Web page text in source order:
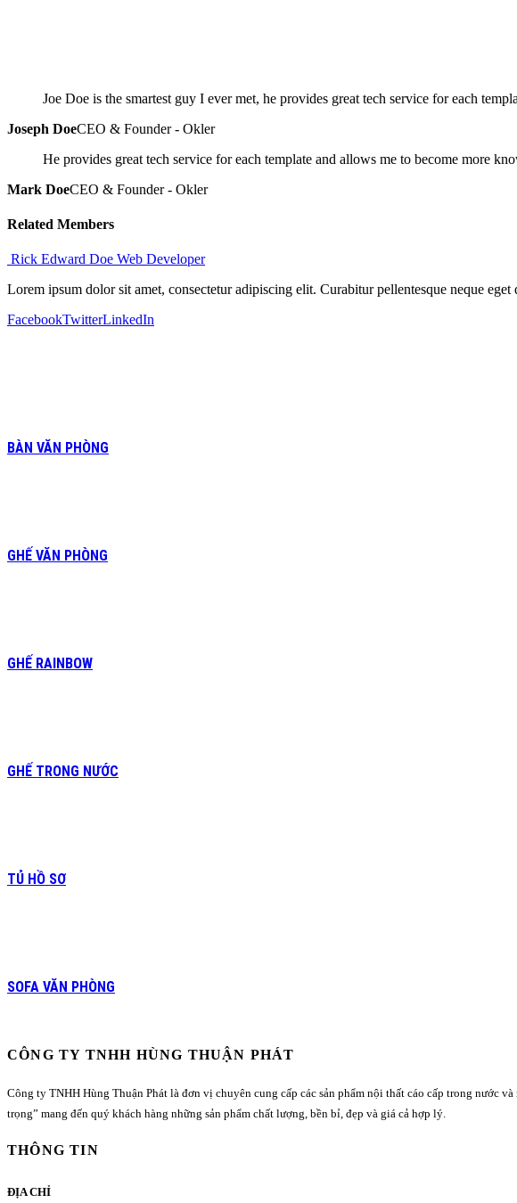
Joe Doe is the smartest guy I ever met, he provides great tech service for each
Joseph DoeCEO & Founder - Okler
He provides great tech service for each template and allows me to become more
Mark DoeCEO & Founder - Okler
Related Members
Rick Edward Doe Web Developer
Lorem ipsum dolor sit amet, consectetur adipiscing elit. Curabitur pellentesque neque
FacebookTwitterLinkedIn
BÀN VĂN PHÒNG
GHẾ VĂN PHÒNG
GHẾ RAINBOW
GHẾ TRONG NƯỚC
TỦ HỒ SƠ
SOFA VĂN PHÒNG
CÔNG TY TNHH HÙNG THUẬN PHÁT
Công ty TNHH Hùng Thuận Phát là đơn vị chuyên cung cấp các sản phẩm nội thất cáo cấp trong nước
trọng” mang đến quý khách hàng những sản phẩm chất lượng, bền bỉ, đẹp và giá cả hợp lý.
THÔNG TIN
ĐỊA CHỈ